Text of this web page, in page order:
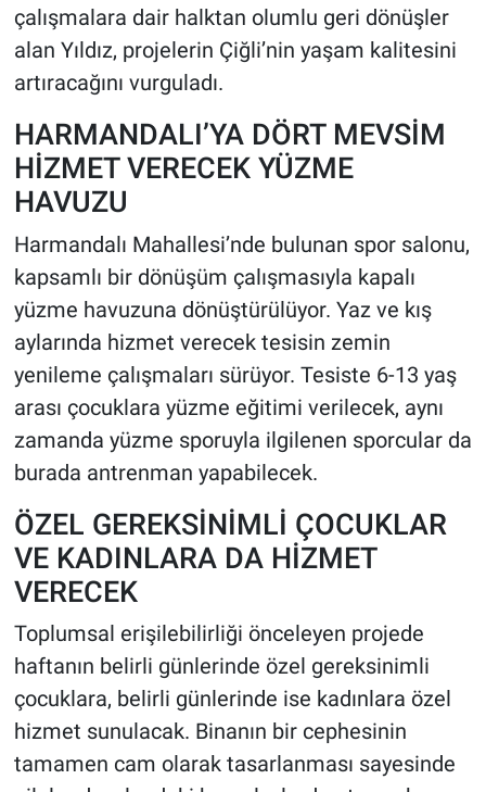
çalışmalara dair halktan olumlu geri dönüşler
alan Yıldız, projelerin Çiğli’nin yaşam kalitesini
artıracağını vurguladı.
HARMANDALI’YA DÖRT MEVSİM
HİZMET VERECEK YÜZME
HAVUZU
Harmandalı Mahallesi’nde bulunan spor salonu,
kapsamlı bir dönüşüm çalışmasıyla kapalı
yüzme havuzuna dönüştürülüyor. Yaz ve kış
aylarında hizmet verecek tesisin zemin
yenileme çalışmaları sürüyor. Tesiste 6-13 yaş
arası çocuklara yüzme eğitimi verilecek, aynı
zamanda yüzme sporuyla ilgilenen sporcular da
burada antrenman yapabilecek.
ÖZEL GEREKSİNİMLİ ÇOCUKLAR
VE KADINLARA DA HİZMET
VERECEK
Toplumsal erişilebilirliği önceleyen projede
haftanın belirli günlerinde özel gereksinimli
çocuklara, belirli günlerinde ise kadınlara özel
hizmet sunulacak. Binanın bir cephesinin
tamamen cam olarak tasarlanması sayesinde